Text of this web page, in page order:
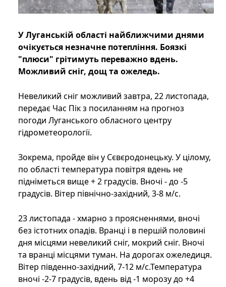
У Луганській області найближчими днями
очікується незначне потепління. Боязкі
"плюси" грітимуть переважно вдень.
Можливий сніг, дощ та ожеледь.
Невеликий сніг можливий завтра, 22 листопада,
передає Час Пік з посиланням на прогноз
погоди Луганського обласного центру
гідрометеорології.
Зокрема, пройде він у Сєвєродонецьку. У цілому,
по області температура повітря вдень не
підніметься вище + 2 градусів. Вночі - до -5
градусів. Вітер північно-західний, 3-8 м/с.
23 листопада - хмарно з проясненнями, вночі
без істотних опадів. Вранці і в першій половині
дня місцями невеликий сніг, мокрий сніг. Вночі
та вранці місцями туман. На дорогах ожеледиця.
Вітер південно-західний, 7-12 м/с.Температура
вночі -2-7 градусів, вдень від -1 морозу до +4